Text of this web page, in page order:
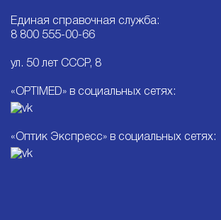
Единая справочная служба:
8 800 555-00-66
ул. 50 лет СССР, 8
«OPTIMED» в социальных сетях:
«Оптик Экспресс» в социальных сетях: